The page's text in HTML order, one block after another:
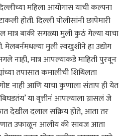
महिला आयोगास याची कल्पना
होती. दिल्ली पोलीसांनी छापेमारी
बाकी सगळ्या मुली कुठं गेल्या याचा
मेलबर्नमधल्या मुली स्वखुशीने हा उद्योग
नाही, मात्र आपल्याकडे माहिती पुरवून
तपासात कमालीची शिथिलता
नाही आणि याचा कुणाला संताप ही येत
या वृत्तीनं आपल्याला ग्रासलं जे
देखील दलाल सक्रिय होते, आता तर
उफाळून आलीय की सावज आता